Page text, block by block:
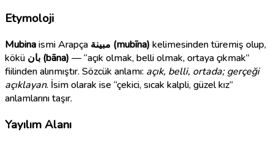
Etymoloji
Mubinaismi Arapça مبينة (mubīna) kelimesinden türemiş olup,
kökü
بان (bāna) — “açık olmak, belli olmak, ortaya çıkmak”
fiilinden alınmıştır. Sözcük anlamı: açık, belli, ortada; gerçeği
açıklayan. İsim olarak ise “çekici, sıcak kalpli, güzel kız”
anlamlarını taşır.
Yayılım Alanı